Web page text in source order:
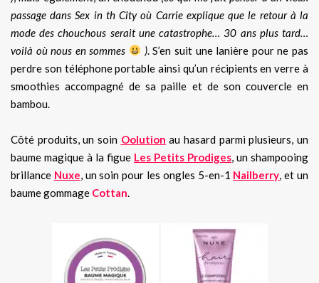
passage dans Sex in th City où Carrie explique que le retour à la
mode des chouchous serait une catastrophe… 30 ans plus tard…
voilà où nous en sommes
). S’en suit une lanière pour ne pas
perdre son téléphone portable ainsi qu’un récipients en verre à
smoothies accompagné de sa paille et de son couvercle en
bambou.
Côté produits, un soin Oolution au hasard parmi plusieurs, un
baume magique à la figue Les Petits Prodiges, un shampooing
brillance Nuxe, un soin pour les ongles 5-en-1 Nailberry, et un
baume gommage Cottan.